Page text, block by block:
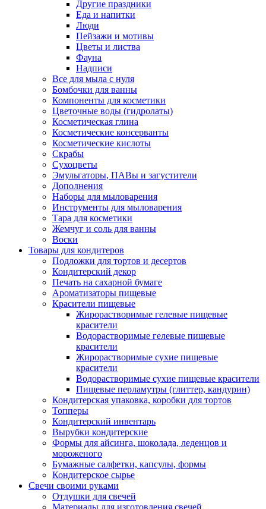
Другие праздники
Еда и напитки
Люди
Пейзажи и мотивы
Цветы и листва
Фауна
Надписи
Все для мыла с нуля
Бомбочки для ванны
Компоненты для косметики
Цветочные воды (гидролаты)
Косметическая глина
Косметические консерванты
Косметические кислоты
Скрабы
Сухоцветы
Эмульгаторы, ПАВы и загустители
Дополнения
Наборы для мыловарения
Инструменты для мыловарения
Тара для косметики
Жемчуг и соль для ванны
Воски
Товары для кондитеров
Подложки для тортов и десертов
Кондитерский декор
Печать на сахарной бумаге
Ароматизаторы пищевые
Красители пищевые
Жирорастворимые гелевые пищевые
красители
Водорастворимые гелевые пищевые
красители
Жирорастворимые сухие пищевые
красители
Водорастворимые сухие пищевые красители
Пищевые перламутры (глиттер, кандурин)
Кондитерская упаковка, коробки для тортов
Топперы
Кондитерский инвентарь
Вырубки кондитерские
Формы для айсинга, шоколада, леденцов и
мороженого
Бумажные салфетки, капсулы, формы
Кондитерское сырье
Свечи своими руками
Отдушки для свечей
Материалы для изготовления свечей